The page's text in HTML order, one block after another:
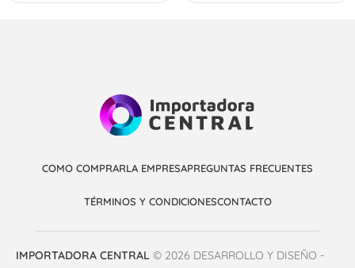
COMO COMPRARLA EMPRESAPREGUNTAS FRECUENTES
TÉRMINOS Y CONDICIONESCONTACTO
IMPORTADORA CENTRAL © 2026 DESARROLLO Y DISEÑO -